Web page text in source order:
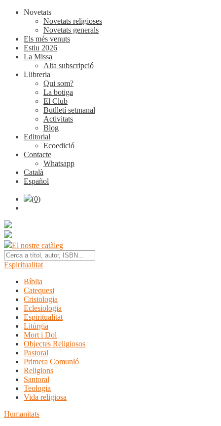
Novetats
Novetats religioses
Novetats generals
Els més venuts
Estiu 2026
La Missa
Alta subscripció
Llibreria
Qui som?
La botiga
El Club
Butlletí setmanal
Activitats
Blog
Editorial
Ecoedició
Contacte
Whatsapp
Català
Español
(0)
El nostre catàleg
Espiritualitat
Bíblia
Catequesi
Cristologia
Eclesiologia
Espiritualitat
Litúrgia
Mort i Dol
Objectes Religiosos
Pastoral
Primera Comunió
Religions
Santoral
Teologia
Vida religiosa
Humanitats